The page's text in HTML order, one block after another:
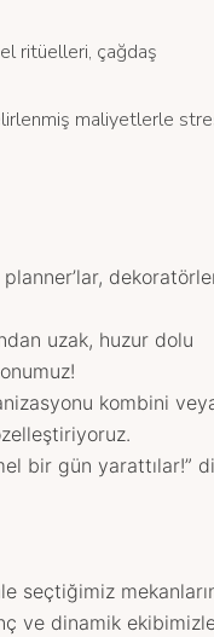
ritüelleri, çağdaş
maliyetlerle
uzak, huzur dolu
kombini
bir gün yarattılar!”
seçtiğimiz
ve dinamik